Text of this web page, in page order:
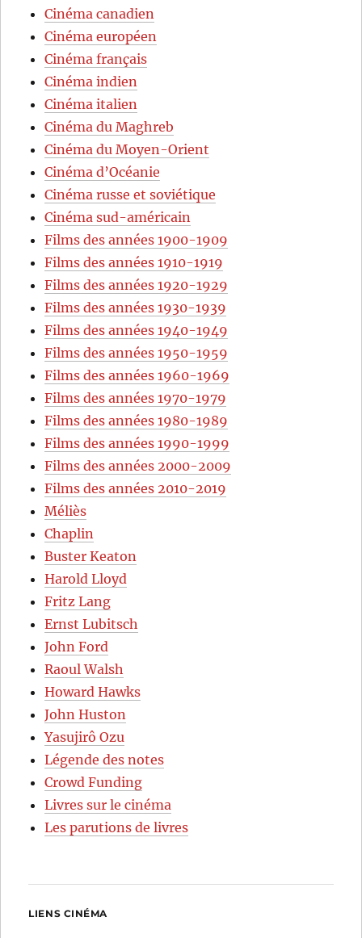
Cinéma canadien
Cinéma européen
Cinéma français
Cinéma indien
Cinéma italien
Cinéma du Maghreb
Cinéma du Moyen-Orient
Cinéma d’Océanie
Cinéma russe et soviétique
Cinéma sud-américain
Films des années 1900-1909
Films des années 1910-1919
Films des années 1920-1929
Films des années 1930-1939
Films des années 1940-1949
Films des années 1950-1959
Films des années 1960-1969
Films des années 1970-1979
Films des années 1980-1989
Films des années 1990-1999
Films des années 2000-2009
Films des années 2010-2019
Méliès
Chaplin
Buster Keaton
Harold Lloyd
Fritz Lang
Ernst Lubitsch
John Ford
Raoul Walsh
Howard Hawks
John Huston
Yasujirô Ozu
Légende des notes
Crowd Funding
Livres sur le cinéma
Les parutions de livres
LIENS CINÉMA